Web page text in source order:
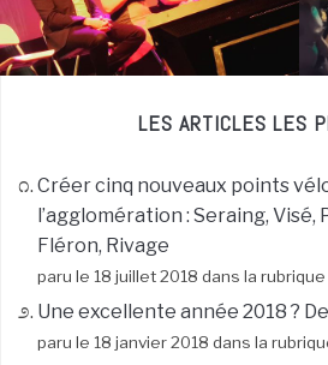
LES ARTICLES LES
Créer cinq nouveaux points
l’agglomération : Seraing, Visé,
Fléron, Rivage
paru le 18 juillet 2018 dans la rubrique
Une excellente année 2018 ?
paru le 18 janvier 2018 dans la